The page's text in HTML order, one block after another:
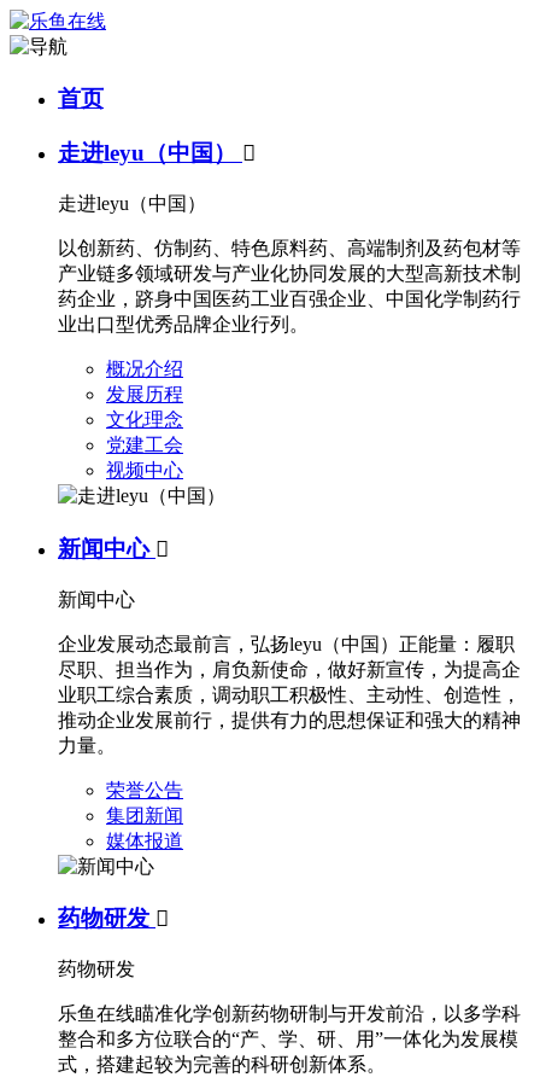
首页
走进leyu（中国） 
走进leyu（中国）
以创新药、仿制药、特色原料药、高端制剂及药包材等
产业链多领域研发与产业化协同发展的大型高新技术制
药企业，跻身中国医药工业百强企业、中国化学制药行
业出口型优秀品牌企业行列。
概况介绍
发展历程
文化理念
党建工会
视频中心
新闻中心 
新闻中心
企业发展动态最前言，弘扬leyu（中国）正能量：履职
尽职、担当作为，肩负新使命，做好新宣传，为提高企
业职工综合素质，调动职工积极性、主动性、创造性，
推动企业发展前行，提供有力的思想保证和强大的精神
力量。
荣誉公告
集团新闻
媒体报道
药物研发 
药物研发
乐鱼在线瞄准化学创新药物研制与开发前沿，以多学科
整合和多方位联合的“产、学、研、用”一体化为发展模
式，搭建起较为完善的科研创新体系。